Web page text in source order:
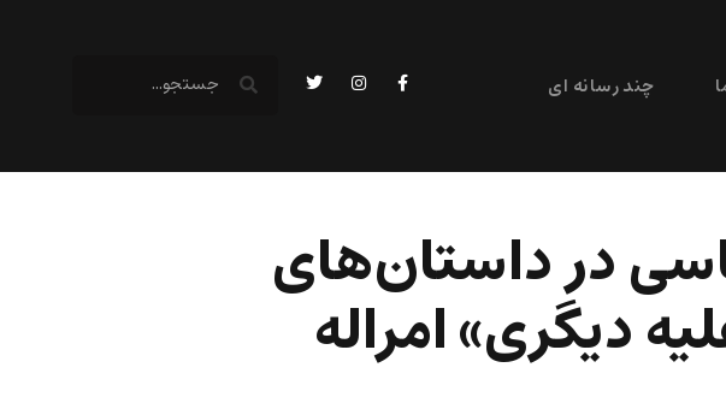
چند رسانه ای
در داستان‌های
دیگری» امراله